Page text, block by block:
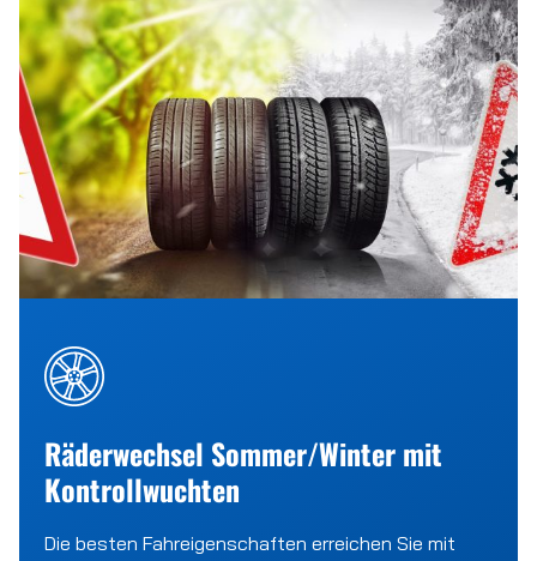
Räderwechsel Sommer/Winter mit
Kontrollwuchten
Die besten Fahreigenschaften erreichen Sie mit